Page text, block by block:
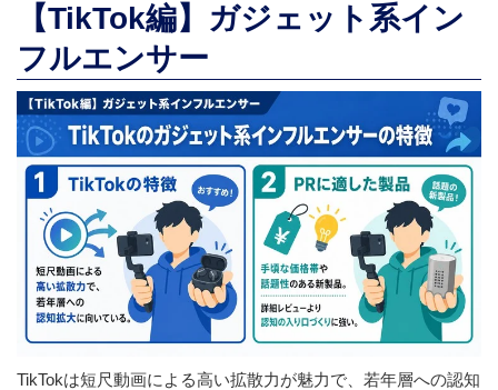
【TikTok編】ガジェット系イン
フルエンサー
TikTokは短尺動画による高い拡散力が魅力で、若年層への認知